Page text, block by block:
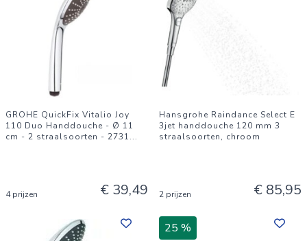
GROHE QuickFix Vitalio Joy
110 Duo Handdouche - Ø 11
cm - 2 straalsoorten - 2731...
4 prijzen € 39,49
Hansgrohe Raindance Select E
3jet handdouche 120 mm 3
straalsoorten, chroom
2 prijzen € 85,95
25 %